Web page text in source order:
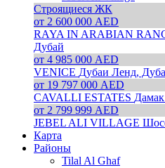
Строящиеся ЖК
от 2 600 000 AED
RAYA IN ARABIAN
Дубай
от 4 985 000 AED
VENICE Дубаи Ленд,
от 19 797 000 AED
CAVALLI ESTATES
от 2 799 999 AED
JEBEL ALI VILLAGE
Карта
Районы
Tilal Al Ghaf